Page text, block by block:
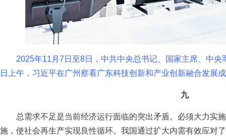
2025年11月7日至8日，中共中央总书记、国家主席、中央
日上午，习近平在广州察看广东科技创新和产业创新融合发展
九
总需求不足是当前经济运行面临的突出矛盾。必须大力实
施，使社会再生产实现良性循环。我国通过扩大内需有效应对